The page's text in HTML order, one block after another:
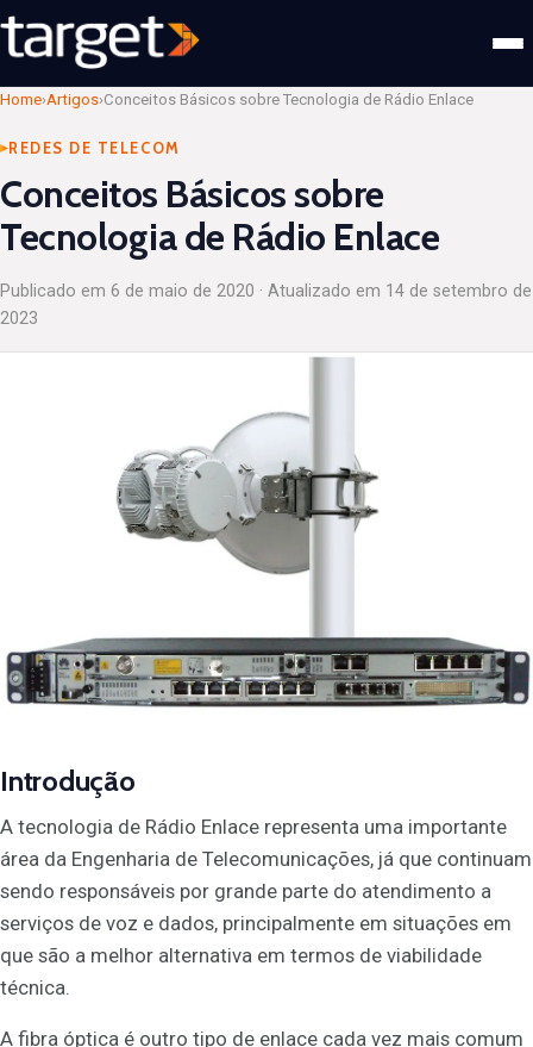
Home›Artigos›Conceitos Básicos sobre Tecnologia de Rádio Enlace
REDES DE TELECOM
Conceitos Básicos sobre
Tecnologia de Rádio Enlace
Publicado em 6 de maio de 2020 · Atualizado em 14 de setembro de
2023
Introdução
A tecnologia de Rádio Enlace representa uma importante
área da Engenharia de Telecomunicações, já que continuam
sendo responsáveis por grande parte do atendimento a
serviços de voz e dados, principalmente em situações em
que são a melhor alternativa em termos de viabilidade
técnica.
A fibra óptica é outro tipo de enlace cada vez mais comum